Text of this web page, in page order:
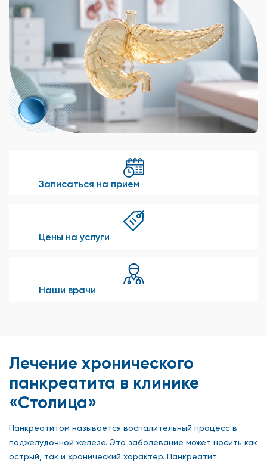
Записаться на прием
Цены на услуги
Наши врачи
Лечение хронического
панкреатита в клинике
«Столица»
Панкреатитом называется воспалительный процесс в
поджелудочной железе. Это заболевание может носить как
острый, так и хронический характер. Панкреатит